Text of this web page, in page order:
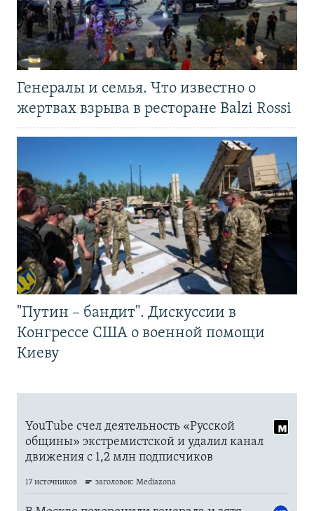
Генералы и семья. Что известно о
жертвах взрыва в ресторане Balzi Rossi
"Путин – бандит". Дискуссии в
Конгрессе США о военной помощи
Киеву